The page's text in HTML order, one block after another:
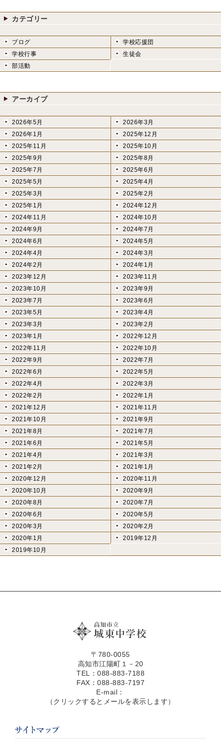
カテゴリー
ブログ
学校応援団
学校行事
生徒会
部活動
アーカイブ
2026年5月
2026年3月
2026年1月
2025年12月
2025年11月
2025年10月
2025年9月
2025年8月
2025年7月
2025年6月
2025年5月
2025年4月
2025年3月
2025年2月
2025年1月
2024年12月
2024年11月
2024年10月
2024年9月
2024年7月
2024年6月
2024年5月
2024年4月
2024年3月
2024年2月
2024年1月
2023年12月
2023年11月
2023年10月
2023年9月
2023年7月
2023年6月
2023年5月
2023年4月
2023年3月
2023年2月
2023年1月
2022年12月
2022年11月
2022年10月
2022年9月
2022年7月
2022年6月
2022年5月
2022年4月
2022年3月
2022年2月
2022年1月
2021年12月
2021年11月
2021年10月
2021年9月
2021年8月
2021年7月
2021年6月
2021年5月
2021年4月
2021年3月
2021年2月
2021年1月
2020年12月
2020年11月
2020年10月
2020年9月
2020年8月
2020年7月
2020年6月
2020年5月
2020年3月
2020年2月
2020年1月
2019年12月
2019年10月
〒780-0055
高知市江陽町１－20
TEL：088-883-7188
FAX：088-883-7197
E-mail：
（クリックするとメールを表示します）